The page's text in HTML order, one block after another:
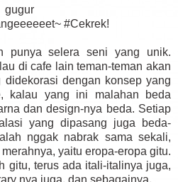
gugur
#Cekrek!
punya selera seni yang unik.
di cafe lain teman-teman akan
didekorasi dengan konsep yang
kalau yang ini malahan beda
dan design-nya beda. Setiap
yang dipasang juga beda-
nggak nabrak sama sekali,
yaitu eropa-eropa gitu.
gitu, terus ada itali-italinya juga,